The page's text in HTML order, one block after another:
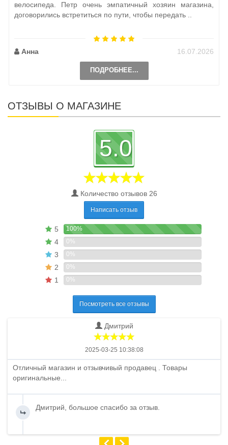
велосипеда. Петр очень эмпатичный хозяин магазина,
договорились встретиться по пути, чтобы передать ..
Анна 16.07.2026
ПОДРОБНЕЕ...
ОТЗЫВЫ О МАГАЗИНЕ
5.0
Количество отзывов 26
Написать отзыв
5 100%
4 0%
3 0%
2 0%
1 0%
Посмотреть все отзывы
Дмитрий
2025-03-25 10:38:08
Отличный магазин и отзывчивый продавец . Товары
оригинальные...
Дмитрий, большое спасибо за отзыв.